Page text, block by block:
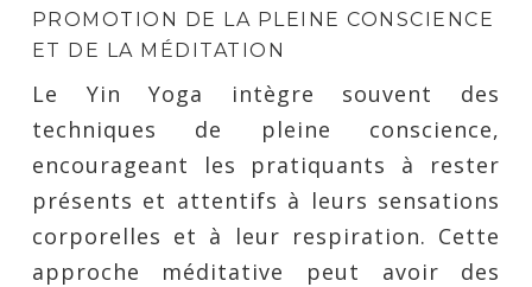
PROMOTION DE LA PLEINE CONSCIENCE
ET DE LA MÉDITATION
Le Yin Yoga intègre souvent des
techniques de pleine conscience,
encourageant les pratiquants à rester
présents et attentifs à leurs sensations
corporelles et à leur respiration. Cette
approche méditative peut avoir des